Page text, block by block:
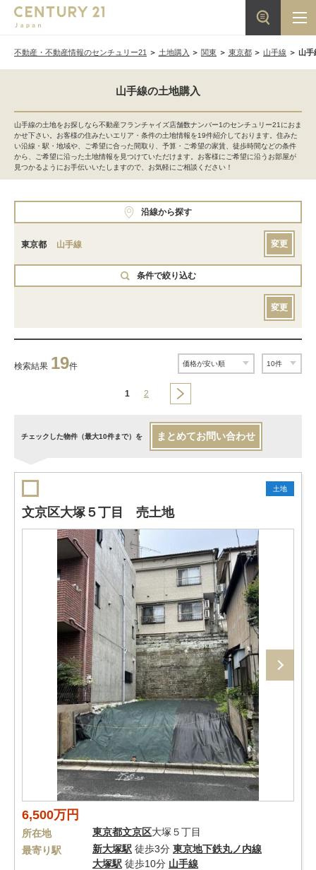
不動産・不動産情報のセンチュリー21 土地購入 関東 東京都 山手線 山手
山手線の土地購入
山手線の土地をお探しなら不動産フランチャイズ店舗数ナンバー1のセンチュリー21におま
かせ下さい。お客様の住みたいエリア・条件の土地情報を19件紹介しております。住みた
い沿線・駅・地域や、ご希望に合った間取り、予算・ご希望の家賃、徒歩時間などの条件
から、ご希望に沿った土地情報を見つけていただけます。お客様にご希望に沿うお部屋が
見つかるようにお手伝いいたしますので、お気軽にご相談ください！
沿線から探す
東京都 山手線 変更
条件で絞り込む
変更
検索結果 19件
1 2
チェックした物件（最大10件まで）を まとめてお問い合わせ
土地
文京区大塚５丁目 売土地
6,500万円
所在地 東京都文京区大塚５丁目
最寄り駅
新大塚駅 徒歩3分 東京地下鉄丸ノ内線
大塚駅 徒歩10分 山手線